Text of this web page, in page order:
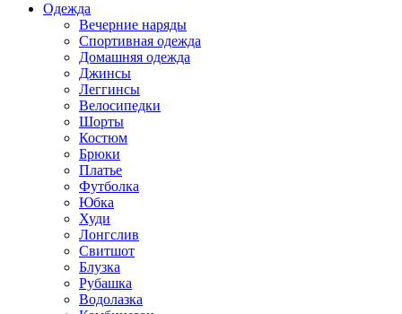
Одежда
Вечерние наряды
Спортивная одежда
Домашняя одежда
Джинсы
Леггинсы
Велосипедки
Шорты
Костюм
Брюки
Платье
Футболка
Юбка
Худи
Лонгслив
Свитшот
Блузка
Рубашка
Водолазка